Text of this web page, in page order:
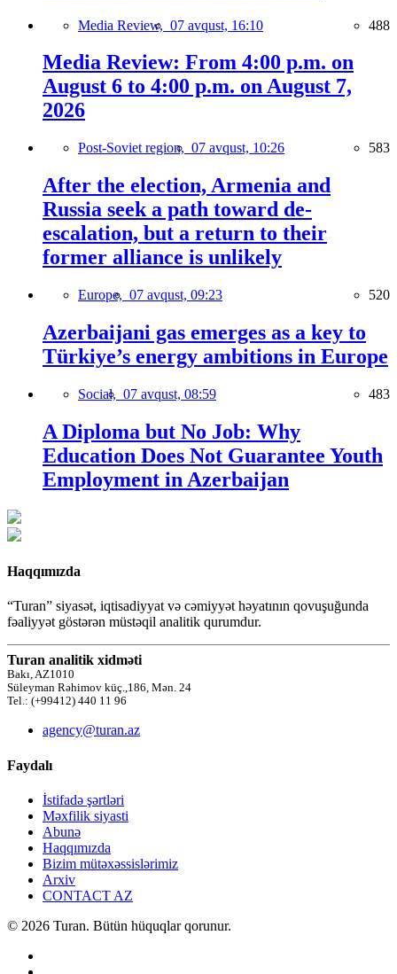
Media Review, 07 avqust, 16:10 488
Media Review: From 4:00 p.m. on
August 6 to 4:00 p.m. on August 7,
2026
Post-Soviet region, 07 avqust, 10:26 583
After the election, Armenia and
Russia seek a path toward de-
escalation, but a return to their
former alliance is unlikely
Europe, 07 avqust, 09:23 520
Azerbaijani gas emerges as a key to
Türkiye’s energy ambitions in Europe
Social, 07 avqust, 08:59 483
A Diploma but No Job: Why
Education Does Not Guarantee Youth
Employment in Azerbaijan
Haqqımızda
“Turan” siyasət, iqtisadiyyat və cəmiyyət həyatının qovuşuğunda
fəaliyyət göstərən müstəqil analitik qurumdur.
Turan analitik xidməti
Bakı, AZ1010
Süleyman Rəhimov küç.,186, Mən. 24
Tel.: (+99412) 440 11 96
agency@turan.az
Faydalı
İstifadə şərtləri
Məxfilik siyasti
Abunə
Haqqımızda
Bizim mütəxəssislərimiz
Arxiv
CONTACT AZ
© 2026 Turan. Bütün hüquqlar qorunur.